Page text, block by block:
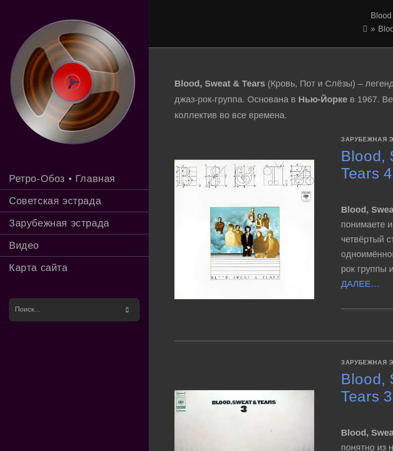
Ретро-Обоз • Главная
Советская эстрада
Зарубежная эстрада
Видео
Карта сайта
»
Blood, Sweat & Tears (Кровь, Пот и Слёзы) –
джаз-рок-группа. Основана в Нью-Йорке в 1967.
коллектив во все времена.
ЗАРУБЕЖНАЯ
Blood,
Tears
Blood,
понимаете
четвёртый
рок группы
ДАЛЕЕ…
ЗАРУБЕЖНАЯ
Blood,
Tears
Blood,
понятно из